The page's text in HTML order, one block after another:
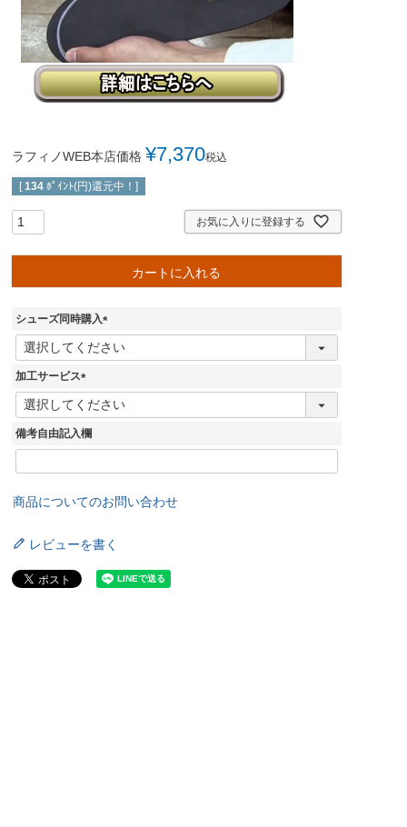
ラフィノWEB本店価格 ¥7,370税込
[ 134 ﾎﾟｲﾝﾄ(円)還元中！]
お気に入りに登録する
カートに入れる
シューズ同時購入
(
必
加工サービス
(
必
須
備考自由記入欄
商品についてのお問い合わせ
レビューを書く